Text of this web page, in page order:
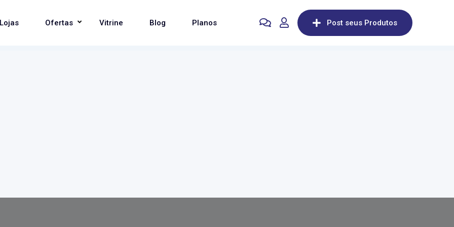
Lojas Ofertas Vitrine Blog Planos Post seus Produtos